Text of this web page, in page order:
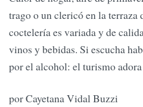
trago o un clericó en la terraza
coctelería es variada y de
vinos y bebidas. Si escucha
por el alcohol: el turismo
por Cayetana Vidal Buzzi